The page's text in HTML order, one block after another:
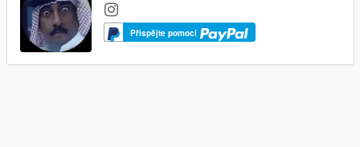
Přispějte pomocí